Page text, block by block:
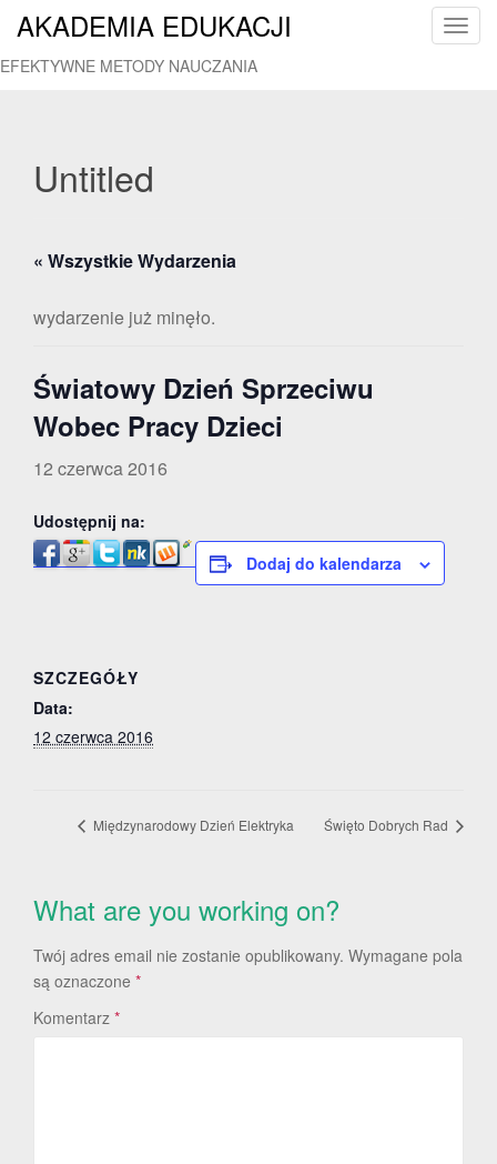
T
AKADEMIA EDUKACJI
EFEKTYWNE METODY NAUCZANIA
Untitled
« Wszystkie Wydarzenia
wydarzenie już minęło.
Światowy Dzień Sprzeciwu
Wobec Pracy Dzieci
12 czerwca 2016
Udostępnij na:
Dodaj do kalendarza
SZCZEGÓŁY
Data:
12 czerwca 2016
Międzynarodowy Dzień Elektryka Święto Dobrych Rad
What are you working on?
Twój adres email nie zostanie opublikowany. Wymagane pola
są oznaczone *
Komentarz *